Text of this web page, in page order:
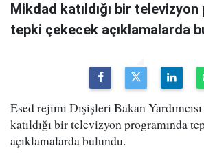
Mikdad katıldığı bir televizyon
tepki çekecek açıklamalarda
Esed rejimi Dışişleri Bakan
katıldığı bir televizyon programında
açıklamalarda bulundu.